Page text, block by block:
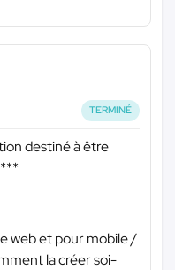
TERMINÉ
destiné à être
web et pour mobile /
la créer soi-